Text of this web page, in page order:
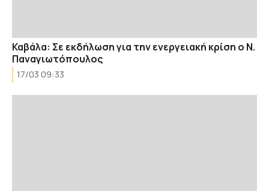
Καβάλα: Σε εκδήλωση για την ενεργειακή κρίση ο Ν.
Παναγιωτόπουλος
17/03 09:33